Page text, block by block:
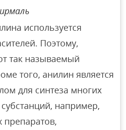
используется
Поэтому,
так называемый
того, анилин является
для синтеза многих
например,